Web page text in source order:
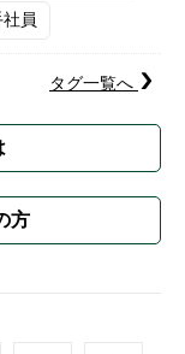
員
タグ一覧へ
方